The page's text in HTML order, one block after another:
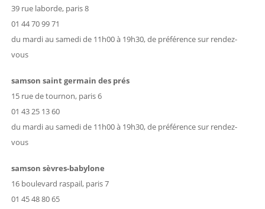
39 rue laborde, paris 8
01 44 70 99 71
du mardi au samedi de 11h00 à 19h30, de préférence sur rendez-
vous
samson saint germain des prés
15 rue de tournon, paris 6
01 43 25 13 60
du mardi au samedi de 11h00 à 19h30, de préférence sur rendez-
vous
samson sèvres-babylone
16 boulevard raspail, paris 7
01 45 48 80 65